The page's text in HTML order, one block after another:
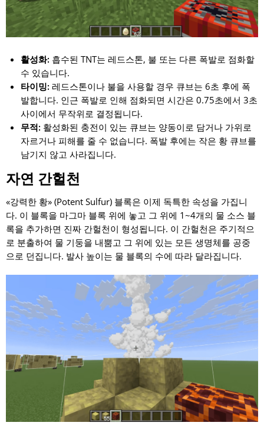
활성화: 흡수된 TNT는 레드스톤, 불 또는 다른 폭발로 점화할
수 있습니다.
타이밍: 레드스톤이나 불을 사용할 경우 큐브는 6초 후에 폭
발합니다. 인근 폭발로 인해 점화되면 시간은 0.75초에서 3초
사이에서 무작위로 결정됩니다.
무적: 활성화된 충전이 있는 큐브는 양동이로 담거나 가위로
자르거나 피해를 줄 수 없습니다. 폭발 후에는 작은 황 큐브를
남기지 않고 사라집니다.
자연 간헐천
«강력한 황» (Potent Sulfur) 블록은 이제 독특한 속성을 가집니
다. 이 블록을 마그마 블록 위에 놓고 그 위에 1~4개의 물 소스 블
록을 추가하면 진짜 간헐천이 형성됩니다. 이 간헐천은 주기적으
로 분출하여 물 기둥을 내뿜고 그 위에 있는 모든 생명체를 공중
으로 던집니다. 발사 높이는 물 블록의 수에 따라 달라집니다.